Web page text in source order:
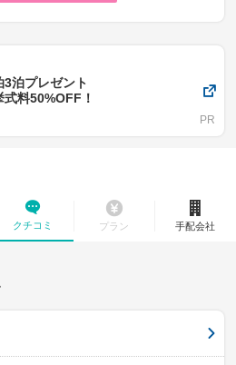
3泊プレゼント
料50%OFF！
クチコミ プラン 手配会社